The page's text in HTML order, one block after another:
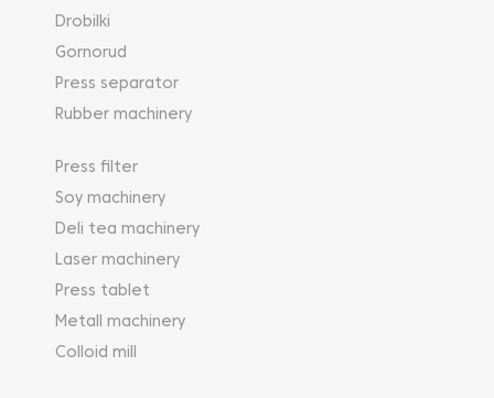
Drobilki
Gornorud
Press separator
Rubber machinery
Press filter
Soy machinery
Deli tea machinery
Laser machinery
Press tablet
Metall machinery
Colloid mill